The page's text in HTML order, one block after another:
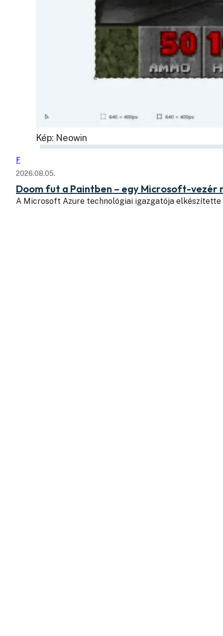
Kép: Neowin
F
2026.08.05.
Doom fut a Paintben – egy Microsoft-vezér
A Microsoft Azure technológiai igazgatója elkészítette